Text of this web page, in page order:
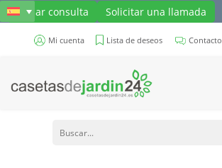
Enviar consulta Solicitar una llamada
Mi cuenta Lista de deseos Contacto